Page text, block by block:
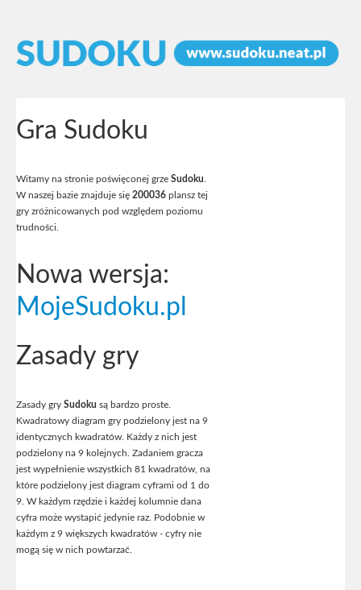
Gra Sudoku
Witamy na stronie poświęconej grze Sudoku
W naszej bazie znajduje się 200036 plansz tej
gry zróżnicowanych pod względem poziomu
trudności.
Nowa wersja:
MojeSudoku.pl
Zasady gry
Zasady gry Sudoku są bardzo proste.
Kwadratowy diagram gry podzielony jest na 9
identycznych kwadratów. Każdy z nich jest
podzielony na 9 kolejnych. Zadaniem gracza
jest wypełnienie wszystkich 81 kwadratów, na
które podzielony jest diagram cyframi od 1 do
9. W każdym rzędzie i każdej kolumnie dana
cyfra może wystapić jedynie raz. Podobnie w
każdym z 9 większych kwadratów - cyfry nie
mogą się w nich powtarzać.